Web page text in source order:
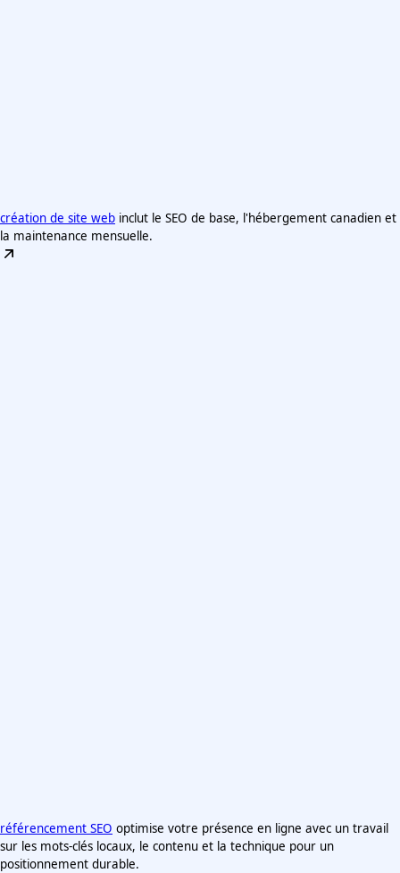
création de site web inclut le SEO de base, l'hébergement canadien et
la maintenance mensuelle.
référencement SEO optimise votre présence en ligne avec un travail
sur les mots-clés locaux, le contenu et la technique pour un
positionnement durable.